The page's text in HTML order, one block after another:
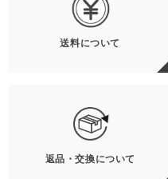
送料について
返品・交換について